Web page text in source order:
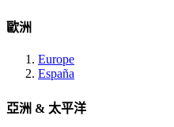
歐洲
Europe
España
亞洲 & 太平洋